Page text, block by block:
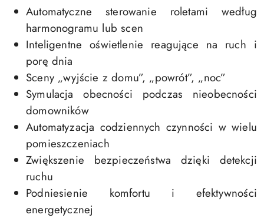
Automatyczne sterowanie roletami według
harmonogramu lub scen
Inteligentne oświetlenie reagujące na ruch i
porę dnia
Sceny „wyjście z domu”, „powrót”, „noc”
Symulacja obecności podczas nieobecności
domowników
Automatyzacja codziennych czynności w wielu
pomieszczeniach
Zwiększenie bezpieczeństwa dzięki detekcji
ruchu
Podniesienie komfortu i efektywności
energetycznej